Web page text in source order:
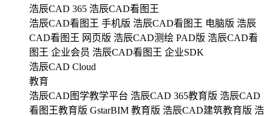
浩辰CAD 365 浩辰CAD看图王
浩辰CAD看图王 手机版 浩辰CAD看图王 电脑版 浩辰
CAD看图王 网页版 浩辰CAD测绘 PAD版 浩辰CAD看
图王 企业会员 浩辰CAD看图王 企业SDK
浩辰CAD Cloud
教育
浩辰CAD图学教学平台 浩辰CAD 365教育版 浩辰CAD
看图王教育版 GstarBIM 教育版 浩辰CAD建筑教育版 浩